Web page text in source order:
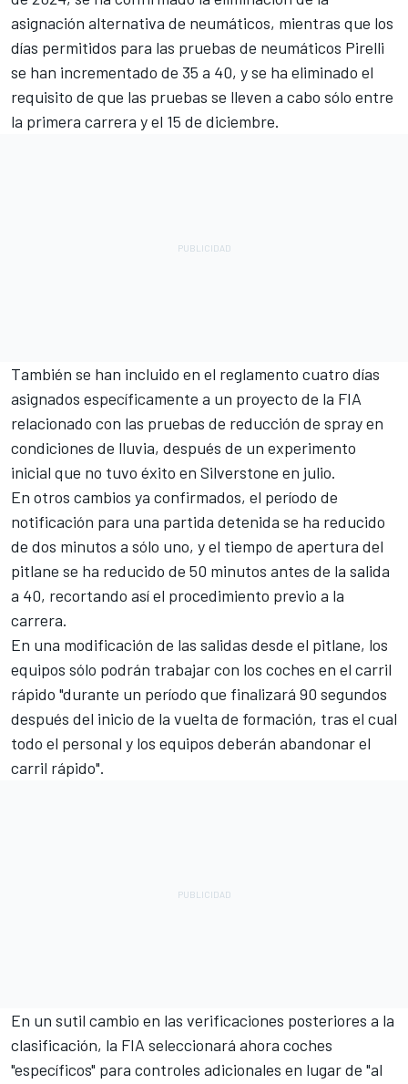
asignación alternativa de neumáticos, mientras que los
días permitidos para las pruebas de neumáticos Pirelli
se han incrementado de 35 a 40, y se ha eliminado el
requisito de que las pruebas se lleven a cabo sólo entre
la primera carrera y el 15 de diciembre.
También se han incluido en el reglamento cuatro días
asignados específicamente a un proyecto de la FIA
relacionado con las pruebas de reducción de spray en
condiciones de lluvia, después de un experimento
inicial que no tuvo éxito en Silverstone en julio.
En otros cambios ya confirmados, el período de
notificación para una partida detenida se ha reducido
de dos minutos a sólo uno, y el tiempo de apertura del
pitlane se ha reducido de 50 minutos antes de la salida
a 40, recortando así el procedimiento previo a la
carrera.
En una modificación de las salidas desde el pitlane, los
equipos sólo podrán trabajar con los coches en el carril
rápido "durante un período que finalizará 90 segundos
después del inicio de la vuelta de formación, tras el cual
todo el personal y los equipos deberán abandonar el
carril rápido".
En un sutil cambio en las verificaciones posteriores a la
clasificación, la FIA seleccionará ahora coches
"específicos" para controles adicionales en lugar de "al